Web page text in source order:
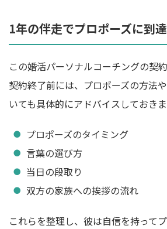
1年の伴走でプロポーズに到達
この婚活パーソナルコーチングの契
契約終了前には、プロポーズの方法
いても具体的にアドバイスしておきま
プロポーズのタイミング
言葉の選び方
当日の段取り
双方の家族への挨拶の流れ
これらを整理し、彼は自信を持って